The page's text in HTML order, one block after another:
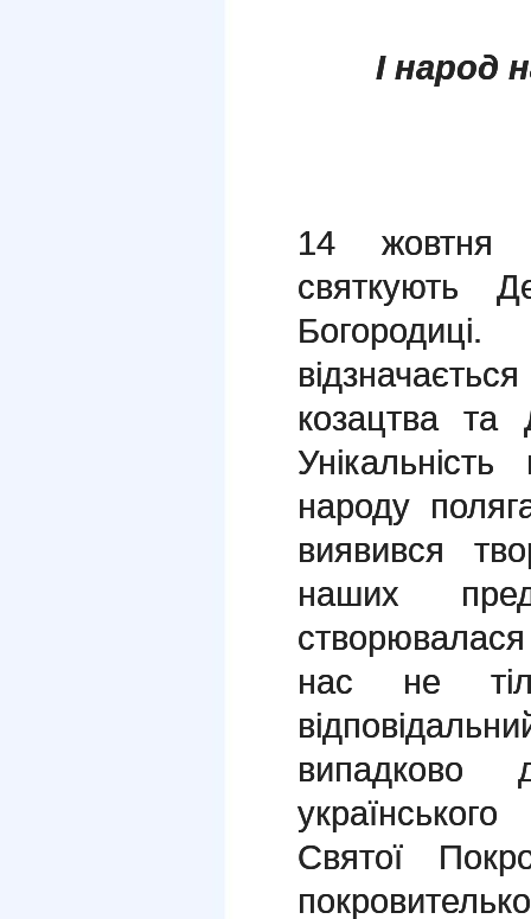
І народ
14 жовтня
святкують
козацтва та
народу
виявився
наших
нас не
випадково
Святої